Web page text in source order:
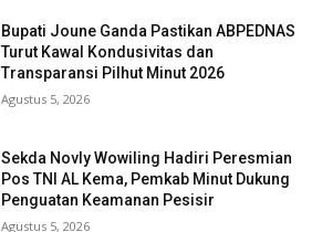
Bupati Joune Ganda Pastikan ABPEDNAS
Turut Kawal Kondusivitas dan
Transparansi Pilhut Minut 2026
Agustus 5, 2026
Sekda Novly Wowiling Hadiri Peresmian
Pos TNI AL Kema, Pemkab Minut Dukung
Penguatan Keamanan Pesisir
Agustus 5, 2026